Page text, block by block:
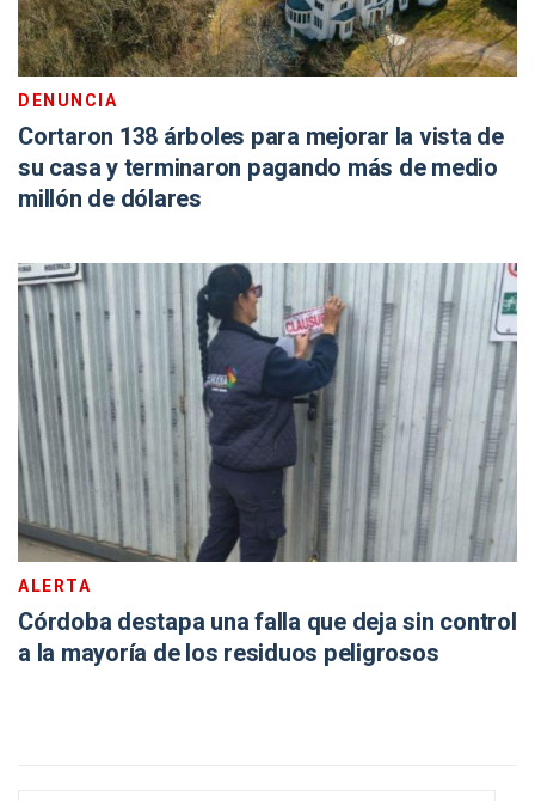
DENUNCIA
Cortaron 138 árboles para mejorar la vista de
su casa y terminaron pagando más de medio
millón de dólares
ALERTA
Córdoba destapa una falla que deja sin control
a la mayoría de los residuos peligrosos